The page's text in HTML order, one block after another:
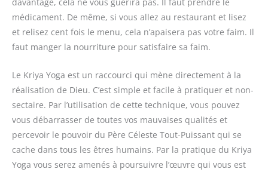
médicament. De même, si vous allez au restaurant et lisez
et relisez cent fois le menu, cela n’apaisera pas votre faim. Il
faut manger la nourriture pour satisfaire sa faim.
Le Kriya Yoga est un raccourci qui mène directement à la
réalisation de Dieu. C’est simple et facile à pratiquer et non-
sectaire. Par l’utilisation de cette technique, vous pouvez
vous débarrasser de toutes vos mauvaises qualités et
percevoir le pouvoir du Père Céleste Tout-Puissant qui se
cache dans tous les êtres humains. Par la pratique du Kriya
Yoga vous serez amenés à poursuivre l’œuvre qui vous est